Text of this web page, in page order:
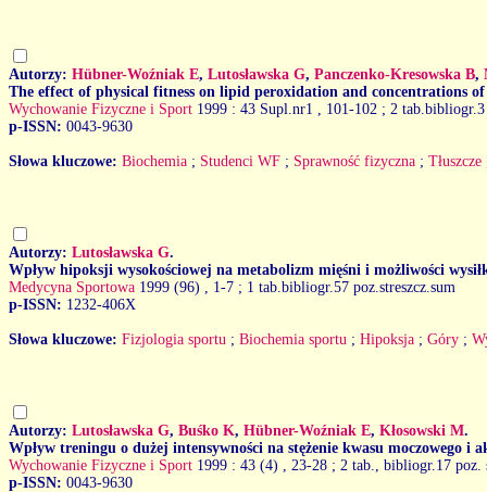
Autorzy: Hübner-Woźniak E, Lutosławska G, Panczenko-Kresowska B,
The effect of physical fitness on lipid peroxidation and concentrations
Wychowanie Fizyczne i Sport 1999 : 43 Supl.nr1
, 101-102 ; 2
p-ISSN: 0043-9630
Słowa kluczowe: Biochemia ; Studenci WF ; Sprawność fizyczna ; Tłuszcze
Autorzy: Lutosławska G.
Wpływ hipoksji wysokościowej na metabolizm mięśni i możliwości
Medycyna Sportowa 1999 (96)
, 1-7 ; 1 tab.bibliogr.57 poz.streszcz.sum
p-ISSN: 1232-406X
Słowa kluczowe: Fizjologia sportu ; Biochemia sportu ; Hipoksja ; Góry ;
Autorzy: Lutosławska G, Buśko K, Hübner-Woźniak E, Kłosowski M.
Wpływ treningu o dużej intensywności na stężenie kwasu moczowego
Wychowanie Fizyczne i Sport 1999 : 43 (4)
, 23-28 ; 2 tab., bibliogr.17 poz.
p-ISSN: 0043-9630